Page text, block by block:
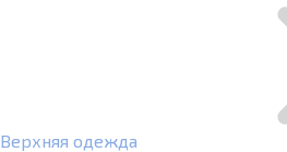
Верхняя одежда